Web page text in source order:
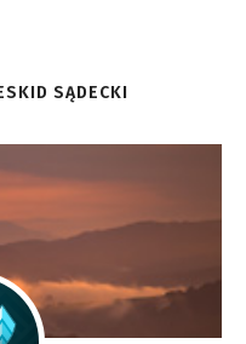
SĄDECKI